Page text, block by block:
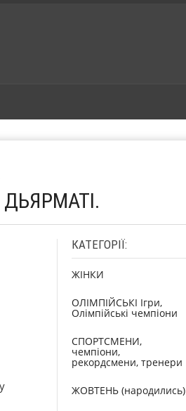
ДЬЯРМАТІ.
КАТЕГОРІЇ:
ЖІНКИ
ОЛІМПІЙСЬКІ Ігри,
Олімпійські чемпіони
СПОРТСМЕНИ,
чемпіони,
рекордсмени, тренери
ЖОВТЕНЬ (народились)